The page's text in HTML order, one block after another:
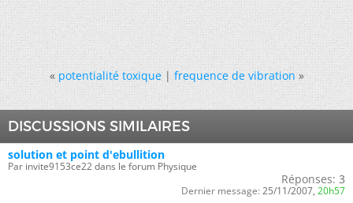
« potentialité toxique|frequence de vibration »
DISCUSSIONS SIMILAIRES
solution et point d'ebullition
Par invite9153ce22 dans le forum Physique
Réponses: 3
Dernier message: 25/11/2007, 20h57